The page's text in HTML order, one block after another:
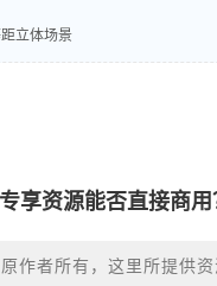
立体场景
享资源能否直接商用
作者所有，这里所提供